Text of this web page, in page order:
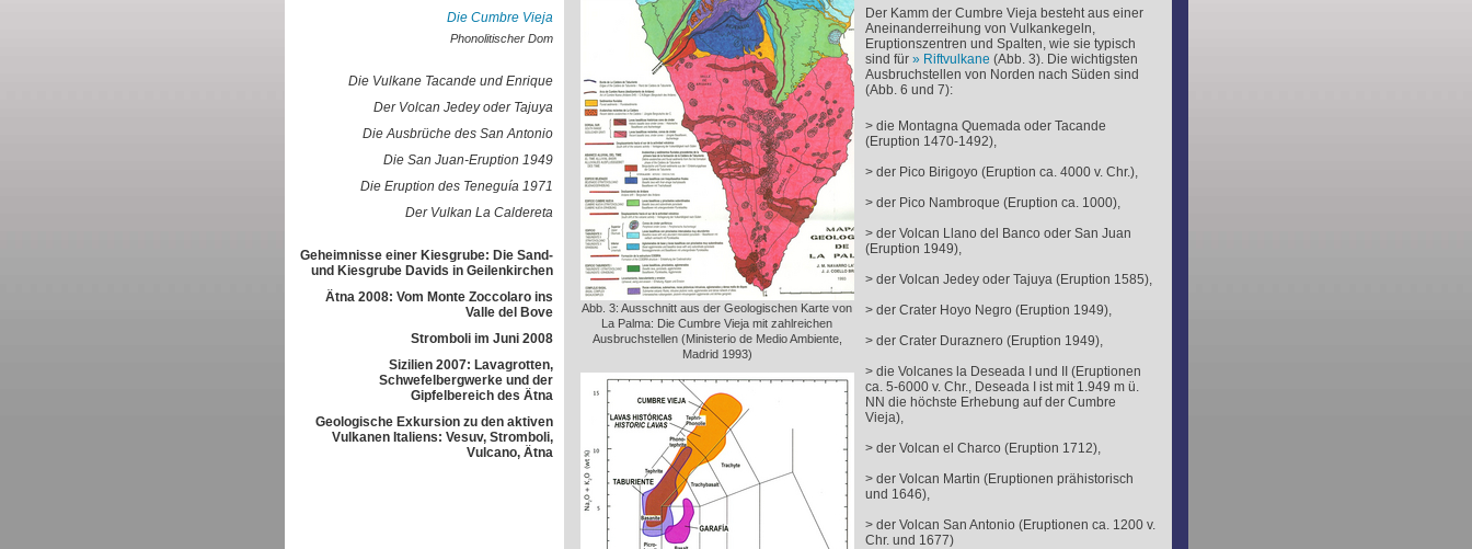
Die Cumbre Vieja
Phonolitischer Dom
Die Vulkane Tacande und Enrique
Der Volcan Jedey oder Tajuya
Die Ausbrüche des San Antonio
Die San Juan-Eruption 1949
Die Eruption des Teneguía 1971
Der Vulkan La Caldereta
Geheimnisse einer Kiesgrube: Die Sand-
und Kiesgrube Davids in Geilenkirchen
Ätna 2008: Vom Monte Zoccolaro ins
Valle del Bove
Stromboli im Juni 2008
Sizilien 2007: Lavagrotten,
Schwefelbergwerke und der
Gipfelbereich des Ätna
Geologische Exkursion zu den aktiven
Vulkanen Italiens: Vesuv, Stromboli,
Vulcano, Ätna
Abb. 3: Ausschnitt aus der Geologischen Karte von
La Palma: Die Cumbre Vieja mit zahlreichen
Ausbruchstellen (Ministerio de Medio Ambiente,
Madrid 1993)
Der Kamm der Cumbre Vieja besteht aus einer
Aneinanderreihung von Vulkankegeln,
Eruptionszentren und Spalten, wie sie typisch
sind für
Riftvulkane (Abb. 3). Die wichtigsten
Ausbruchstellen von Norden nach Süden sind
(Abb. 6 und 7):
> die Montagna Quemada oder Tacande
(Eruption 1470-1492),
> der Pico Birigoyo (Eruption ca. 4000 v. Chr.),
> der Pico Nambroque (Eruption ca. 1000),
> der Volcan Llano del Banco oder San Juan
(Eruption 1949),
> der Volcan Jedey oder Tajuya (Eruption 1585),
> der Crater Hoyo Negro (Eruption 1949),
> der Crater Duraznero (Eruption 1949),
> die Volcanes la Deseada I und II (Eruptionen
ca. 5-6000 v. Chr., Deseada I ist mit 1.949 m ü.
NN die höchste Erhebung auf der Cumbre
Vieja),
> der Volcan el Charco (Eruption 1712),
> der Volcan Martin (Eruptionen prähistorisch
und 1646),
> der Volcan San Antonio (Eruptionen ca. 1200 v.
Chr. und 1677)